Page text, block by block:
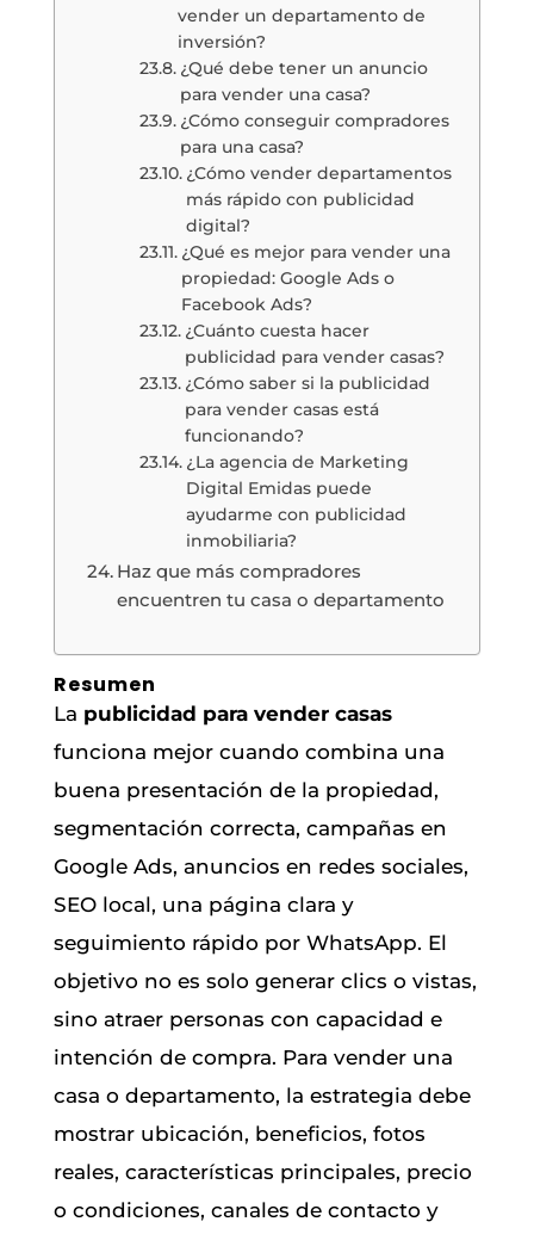
vender un departamento de
inversión?
¿Qué debe tener un anuncio
para vender una casa?
¿Cómo conseguir compradores
para una casa?
¿Cómo vender departamentos
más rápido con publicidad
digital?
¿Qué es mejor para vender una
propiedad: Google Ads o
Facebook Ads?
¿Cuánto cuesta hacer
publicidad para vender casas?
¿Cómo saber si la publicidad
para vender casas está
funcionando?
¿La agencia de Marketing
Digital Emidas puede
ayudarme con publicidad
inmobiliaria?
Haz que más compradores
encuentren tu casa o departamento
Resumen
La publicidad para vender casas
funciona mejor cuando combina una
buena presentación de la propiedad,
segmentación correcta, campañas en
Google Ads, anuncios en redes sociales,
SEO local, una página clara y
seguimiento rápido por WhatsApp. El
objetivo no es solo generar clics o vistas,
sino atraer personas con capacidad e
intención de compra. Para vender una
casa o departamento, la estrategia debe
mostrar ubicación, beneficios, fotos
reales, características principales, precio
o condiciones, canales de contacto y